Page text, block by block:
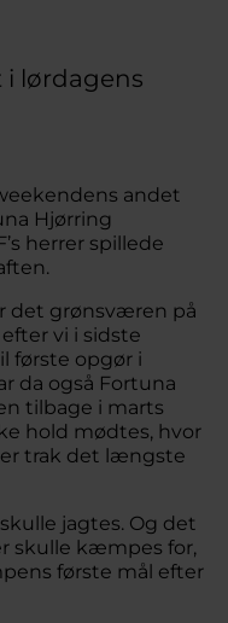
i lørdagens
andet
Hjørring
herrer spillede
det grønsværen på
vi i sidste
første opgør i
da også Fortuna
tilbage i marts
hold mødtes, hvor
trak det længste
jagtes. Og det
skulle kæmpes for,
første mål efter